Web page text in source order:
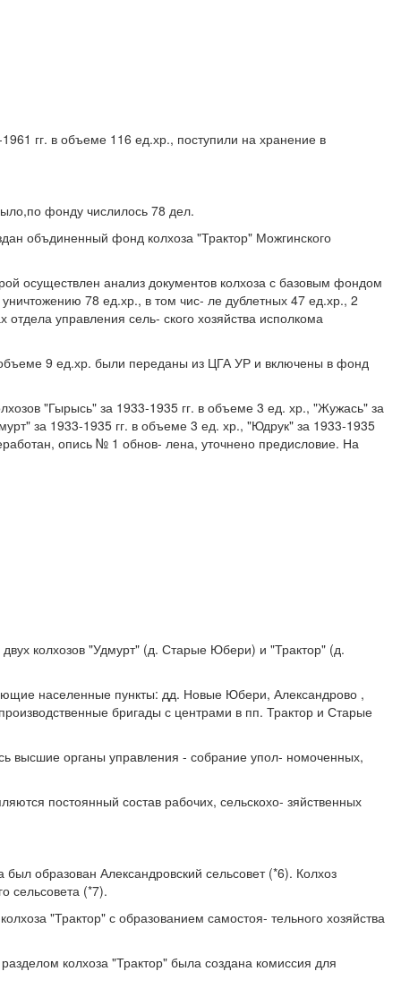
гг. в объеме 116 ед.хр., поступили на хранение в
фонду числилось 78 дел.
объдиненный фонд колхоза "Трактор" Можгинского
осуществлен анализ документов колхоза с базовым фондом
уничтожению 78 ед.хр., в том чис- ле дублетных 47 ед.хр., 2
управления сель- ского хозяйства исполкома
объеме 9 ед.хр. были переданы из ЦГА УР и включены в фонд
"Гырысь" за 1933-1935 гг. в объеме 3 ед. хр., "Жужась" за
за 1933-1935 гг. в объеме 3 ед. хр., "Юдрук" за 1933-1935
опись № 1 обнов- лена, уточнено предисловие. На
колхозов "Удмурт" (д. Старые Юбери) и "Трактор" (д.
населенные пункты: дд. Новые Юбери, Александрово ,
бригады с центрами в пп. Трактор и Старые
высшие органы управления - собрание упол- номоченных,
постоянный состав рабочих, сельскохо- зяйственных
образован Александровский сельсовет (*6). Колхоз
сельсовета (*7).
"Трактор" с образованием самостоя- тельного хозяйства
колхоза "Трактор" была создана комиссия для